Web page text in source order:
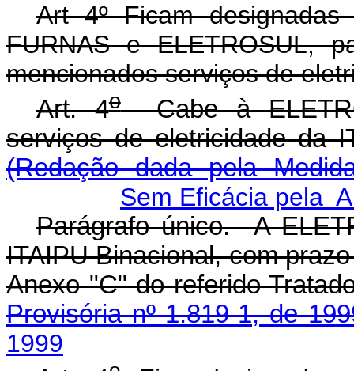
Art 4º Ficam designadas
FURNAS e ELETROSUL,
mencionados serviços de
Art. 4oCabe à
serviços de
(Redação dada pela
Sem Eficácia pela
Parágrafo único. A
ITAIPU Binacional, com
Anexo "C" do
Provisória nº 1.819-1, de
1999